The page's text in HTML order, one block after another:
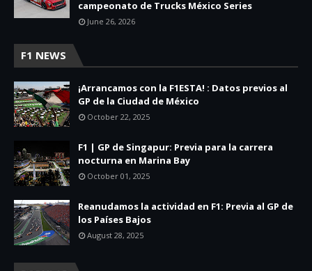
campeonato de Trucks México Series
June 26, 2026
F1 NEWS
¡Arrancamos con la F1ESTA! : Datos previos al
GP de la Ciudad de México
October 22, 2025
F1 | GP de Singapur: Previa para la carrera
nocturna en Marina Bay
October 01, 2025
Reanudamos la actividad en F1: Previa al GP de
los Países Bajos
August 28, 2025